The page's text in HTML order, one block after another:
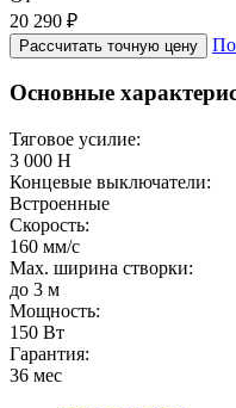
20 290 ₽
Рассчитать точную цену
Основные
Тяговое усилие:
3 000 Н
Концевые выключатели:
Встроенные
Скорость:
160 мм/с
Max. ширина створки:
до 3 м
Мощность:
150 Вт
Гарантия:
36 мес